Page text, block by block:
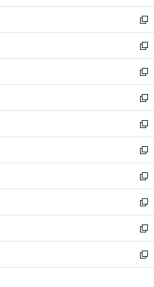
開
く
ウ
で
開
く
ン
ド
ウ
で
開
く
ウ
ィ
ン
ド
ウ
で
開
く
新
し
い
ウ
ィ
ン
ド
ウ
で
開
く
新
し
い
ウ
ィ
ン
ド
ウ
で
開
く
新
し
い
ウ
ィ
ン
ド
ウ
で
開
く
新
し
い
ウ
ィ
ン
ド
ウ
で
開
く
新
し
い
ウ
ィ
ン
ド
ウ
で
開
く
新
し
い
ウ
ィ
ン
ド
ウ
で
開
新
し
い
ウ
ィ
ン
ド
ウ
新
し
い
ウ
ィ
ン
新
し
い
ウ
新
し